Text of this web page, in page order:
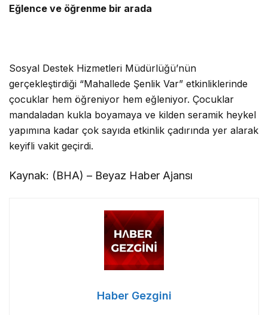
Eğlence ve öğrenme bir arada
Sosyal Destek Hizmetleri Müdürlüğü’nün
gerçekleştirdiği “Mahallede Şenlik Var” etkinliklerinde
çocuklar hem öğreniyor hem eğleniyor. Çocuklar
mandaladan kukla boyamaya ve kilden seramik heykel
yapımına kadar çok sayıda etkinlik çadırında yer alarak
keyifli vakit geçirdi.
Kaynak: (BHA) – Beyaz Haber Ajansı
Haber Gezgini